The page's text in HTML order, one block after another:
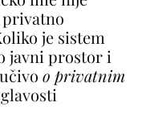
je sistem
javni prostor i
o privatnim